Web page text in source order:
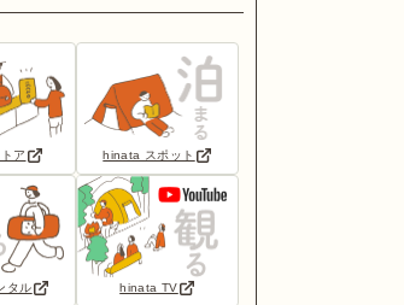
ア hinata スポット
タル hinata TV